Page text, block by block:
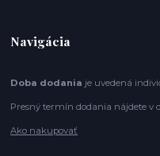
Navigácia
Doba dodania je uvedená
Presný termín dodania nájdete v
Ako nakupovať